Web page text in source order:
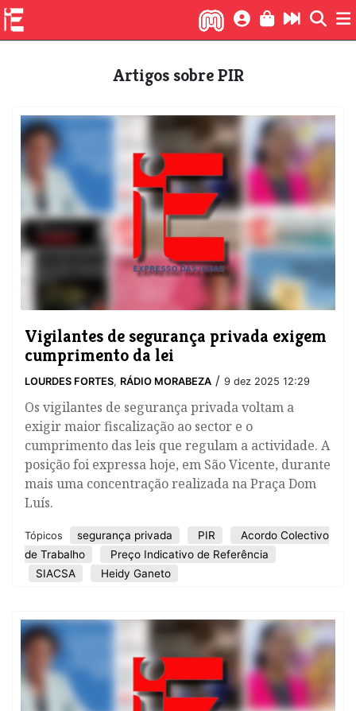
Artigos sobre PIR
Vigilantes de segurança privada exigem
cumprimento da lei
LOURDES FORTES, RÁDIO MORABEZA / 9 dez 2025 12:29
​Os vigilantes de segurança privada voltam a
exigir maior fiscalização ao sector e o
cumprimento das leis que regulam a actividade. A
posição foi expressa hoje, em São Vicente, durante
mais uma concentração realizada na Praça Dom
Luís.
Tópicos segurança privada PIR
Acordo Colectivo
de Trabalho
Preço Indicativo de Referência
SIACSA
Heidy Ganeto